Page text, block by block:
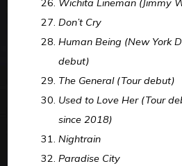
Wichita Lineman (Jimmy
Don’t Cry
Human Being (New York
debut)
The General (Tour debut)
Used to Love Her (Tour
since 2018)
Nightrain
Paradise City